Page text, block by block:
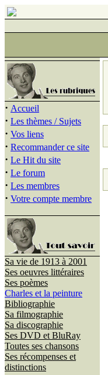
· Accueil
· Les thèmes / Sujets
· Vos liens
· Recommander ce site
· Le Hit du site
· Le forum
· Les membres
· Votre compte membre
Sa vie de 1913 à 2001
Ses oeuvres littéraires
Ses poèmes
Charles et la peinture
Bibliographie
Sa filmographie
Sa discographie
Ses DVD et BluRay
Toutes ses chansons
Ses récompenses et
distinctions